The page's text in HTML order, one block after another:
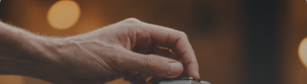
19 février 2026